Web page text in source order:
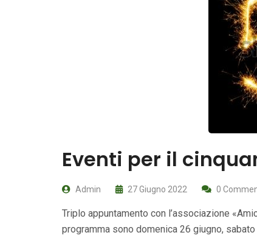
Eventi per il
Admin 27 Giugno 2022 0
Triplo appuntamento con l’associazione
programma sono domenica 26 giugno,